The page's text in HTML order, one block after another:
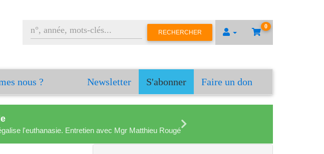
0
RECHERCHER
nous ? Newsletter S'abonner Faire un don
l'euthanasie. Entretien avec Mgr Matthieu Rougé